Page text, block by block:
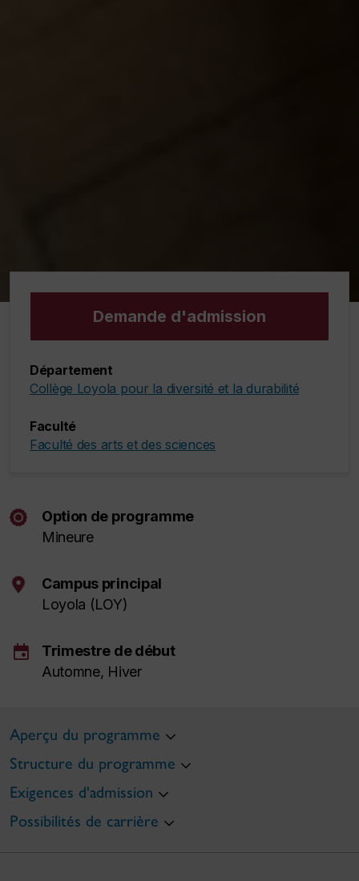
Demande d'admission
Département
Collège Loyola pour la diversité et la durabilité
Faculté
Faculté des arts et des sciences
Option de programme
Mineure
Campus principal
Loyola (LOY)
event
Trimestre de début
Automne, Hiver
Aperçu du programme
Structure du programme
Exigences d'admission
Possibilités de carrière